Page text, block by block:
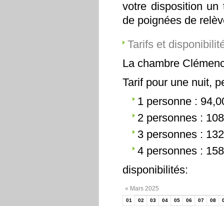
votre disposition un
de poignées de
Tarifs et
La chambre
Tarif pour une nuit,
1 personne :
2 personnes :
3 personnes :
4 personnes :
disponibilités:
« Mars 2025
01 02 03 04 05 06 07 08